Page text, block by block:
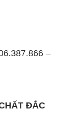
11h – Buổi